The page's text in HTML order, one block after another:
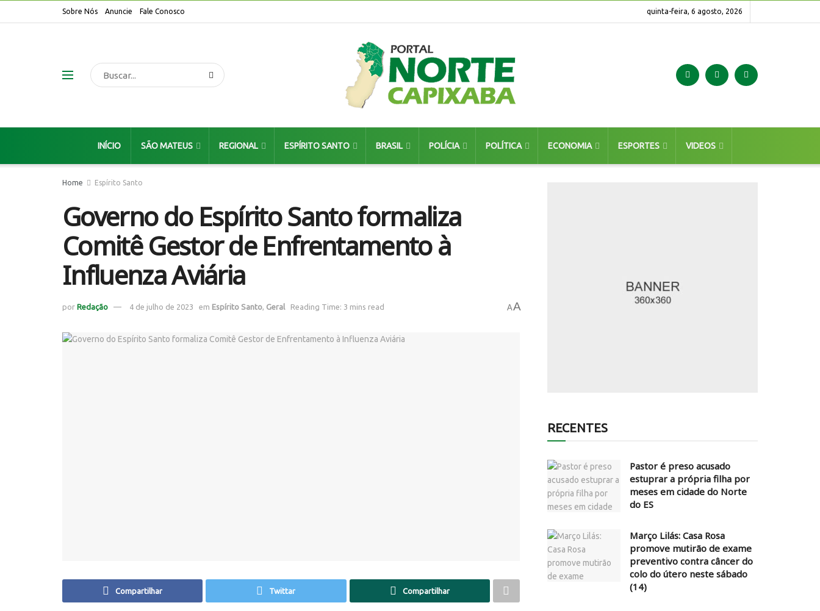
Sobre Nós Anuncie Fale Conosco quinta-feira, 6 agosto, 2026
INÍCIO SÃO MATEUS REGIONAL ESPÍRITO SANTO BRASIL POLÍCIA POLÍTICA ECONOMIA ESPORTES VIDEOS
Home Espírito Santo
Governo do Espírito Santo formaliza
Comitê Gestor de Enfrentamento à
Influenza Aviária
por Redação 4 de julho de 2023 em Espírito Santo, Geral Reading Time: 3 mins read AA
Compartilhar Twittar Compartilhar
RECENTES
Pastor é preso acusado
estuprar a própria filha por
meses em cidade do Norte
do ES
Março Lilás: Casa Rosa
promove mutirão de exame
preventivo contra câncer do
colo do útero neste sábado
(14)